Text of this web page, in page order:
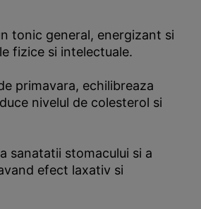
tonic general, energizant si
fizice si intelectuale.
primavara, echilibreaza
nivelul de colesterol si
sanatatii stomacului si a
efect laxativ si